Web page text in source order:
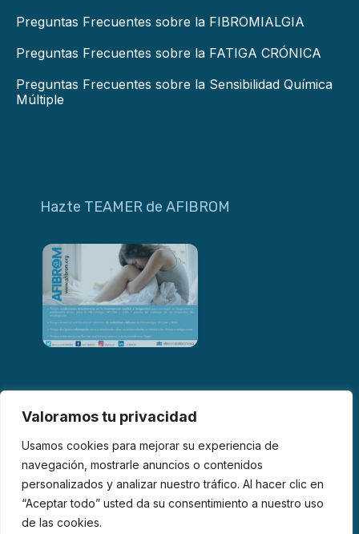
Valoramos tu privacidad
Usamos cookies para mejorar su experiencia de
navegación, mostrarle anuncios o contenidos
personalizados y analizar nuestro tráfico. Al hacer clic en
“Aceptar todo” usted da su consentimiento a nuestro uso
de las cookies.
Preguntas Frecuentes sobre la FIBROMIALGIA
Preguntas Frecuentes sobre la FATIGA CRÓNICA
Preguntas Frecuentes sobre la Sensibilidad Química
Múltiple
Hazte TEAMER de AFIBROM
© 2026 AFIBROM. Todos los derechos reservados.